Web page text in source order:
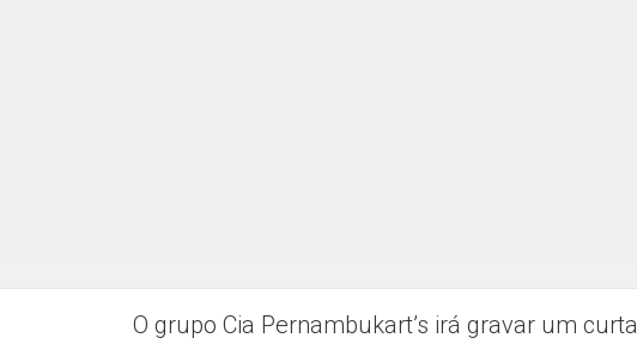
O grupo Cia Pernambukart’s irá gravar um curta